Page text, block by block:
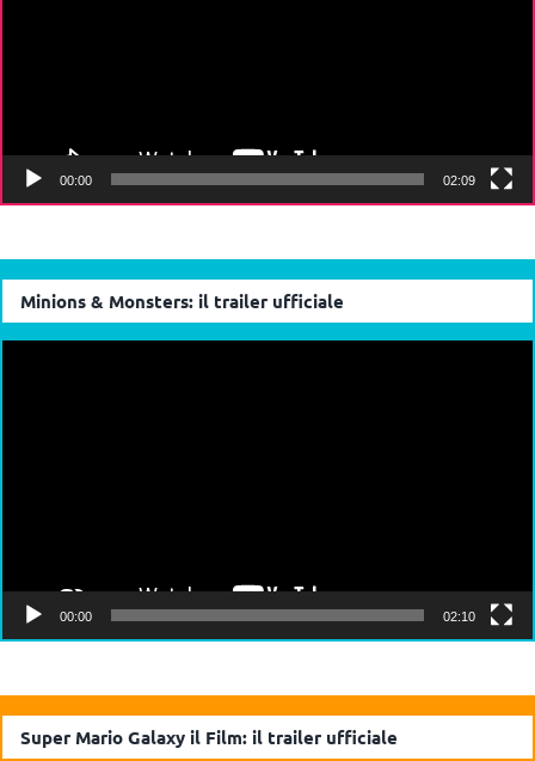
00:00 02:09
Minions & Monsters: il trailer ufficiale
00:00 02:10
Super Mario Galaxy il Film: il trailer ufficiale